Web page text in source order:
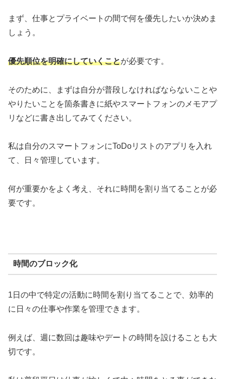
まず、仕事とプライベートの間で何を優先したいか決めま
しょう。
優先順位を明確にしていくことが必要です。
そのために、まずは自分が普段しなければならないことや
やりたいことを箇条書きに紙やスマートフォンのメモアプ
リなどに書き出してみてください。
私は自分のスマートフォンにToDoリストのアプリを入れ
て、日々管理しています。
何が重要かをよく考え、それに時間を割り当てることが必
要です。
時間のブロック化
1日の中で特定の活動に時間を割り当てることで、効率的
に日々の仕事や作業を管理できます。
例えば、週に数回は趣味やデートの時間を設けることも大
切です。